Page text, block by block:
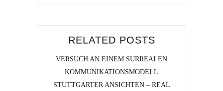
RELATED POSTS
VERSUCH AN EINEM SURREALEN
KOMMUNIKATIONSMODELL
STUTTGARTER ANSICHTEN – REAL